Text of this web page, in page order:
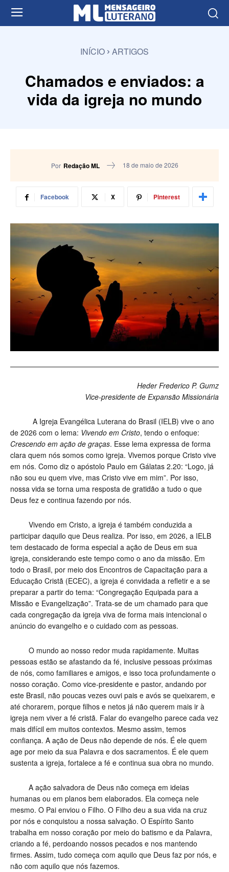
INÍCIO ARTIGOS
Chamados e enviados: a
vida da igreja no mundo
Por Redação ML 18 de maio de 2026
Facebook X Pinterest
Heder Frederico P. Gumz
Vice-presidente de Expansão Missionária
A Igreja Evangélica Luterana do Brasil (IELB) vive o ano
de 2026 com o lema: Vivendo em Cristo, tendo o enfoque:
Crescendo em ação de graças. Esse lema expressa de forma
clara quem nós somos como igreja. Vivemos porque Cristo vive
em nós. Como diz o apóstolo Paulo em Gálatas 2.20: “Logo, já
não sou eu quem vive, mas Cristo vive em mim”. Por isso,
nossa vida se torna uma resposta de gratidão a tudo o que
Deus fez e continua fazendo por nós.
Vivendo em Cristo, a igreja é também conduzida a
participar daquilo que Deus realiza. Por isso, em 2026, a IELB
tem destacado de forma especial a ação de Deus em sua
igreja, considerando este tempo como o ano da missão. Em
todo o Brasil, por meio dos Encontros de Capacitação para a
Educação Cristã (ECEC), a igreja é convidada a refletir e a se
preparar a partir do tema: “Congregação Equipada para a
Missão e Evangelização”. Trata-se de um chamado para que
cada congregação da igreja viva de forma mais intencional o
anúncio do evangelho e o cuidado com as pessoas.
O mundo ao nosso redor muda rapidamente. Muitas
pessoas estão se afastando da fé, inclusive pessoas próximas
de nós, como familiares e amigos, e isso toca profundamente o
nosso coração. Como vice-presidente e pastor, andando por
este Brasil, não poucas vezes ouvi pais e avós se queixarem, e
até chorarem, porque filhos e netos já não querem mais ir à
igreja nem viver a fé cristã. Falar do evangelho parece cada vez
mais difícil em muitos contextos. Mesmo assim, temos
confiança. A ação de Deus não depende de nós. É ele quem
age por meio da sua Palavra e dos sacramentos. É ele quem
sustenta a igreja, fortalece a fé e continua sua obra no mundo.
A ação salvadora de Deus não começa em ideias
humanas ou em planos bem elaborados. Ela começa nele
mesmo. O Pai enviou o Filho. O Filho deu a sua vida na cruz
por nós e conquistou a nossa salvação. O Espírito Santo
trabalha em nosso coração por meio do batismo e da Palavra,
criando a fé, perdoando nossos pecados e nos mantendo
firmes. Assim, tudo começa com aquilo que Deus faz por nós, e
não com aquilo que nós fazemos.